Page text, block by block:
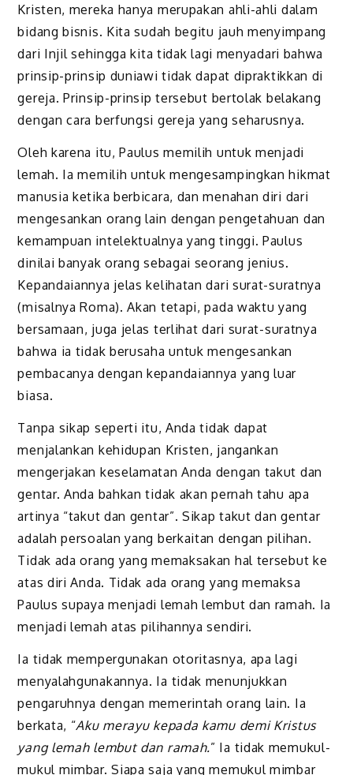
Kristen, mereka hanya merupakan ahli-ahli dalam
bidang bisnis. Kita sudah begitu jauh menyimpang
dari Injil sehingga kita tidak lagi menya­dari bahwa
prinsip-prinsip duniawi tidak dapat dipraktikkan di
gereja. Prinsip-prinsip tersebut bertolak belakang
dengan cara berfungsi gereja yang seharusnya.
Oleh karena itu, Paulus memilih untuk menjadi
lemah. Ia memilih untuk mengesampingkan hikmat
manusia ketika berbicara, dan menahan diri dari
mengesankan orang lain dengan pengetahuan dan
kemampuan intelektualnya yang tinggi. Paulus
dinilai banyak orang sebagai seorang jenius.
Kepandaiannya jelas kelihatan dari surat-suratnya
(misalnya Roma). Akan tetapi, pada waktu yang
bersamaan, juga jelas terlihat dari surat-suratnya
bahwa ia tidak berusaha untuk mengesankan
pembacanya dengan kepandaiannya yang luar
biasa.
Tanpa sikap seperti itu, Anda tidak dapat
menjalankan kehidupan Kristen, jangankan
mengerjakan keselamatan Anda dengan takut dan
gentar. Anda bahkan tidak akan pernah tahu apa
artinya “takut dan gentar”. Sikap takut dan gentar
adalah persoalan yang berkaitan dengan pilihan.
Tidak ada orang yang memaksakan hal tersebut ke
atas diri Anda. Tidak ada orang yang memaksa
Paulus supaya menjadi lemah lembut dan ramah. Ia
menjadi lemah atas pilihannya sendiri.
Ia tidak mempergunakan otoritasnya, apa lagi
menyalah­gunakannya. Ia tidak menunjukkan
pengaruhnya dengan memerintah orang lain. Ia
berkata, “Aku merayu kepada kamu demi Kristus
yang lemah lembut dan ramah.” Ia tidak memukul-
mukul mimbar. Siapa saja yang memukul mimbar